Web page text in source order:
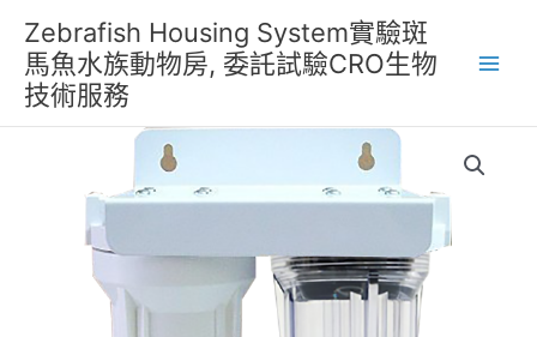
Zebrafish Housing System實驗斑
馬魚水族動物房, 委託試驗CRO生物
技術服務